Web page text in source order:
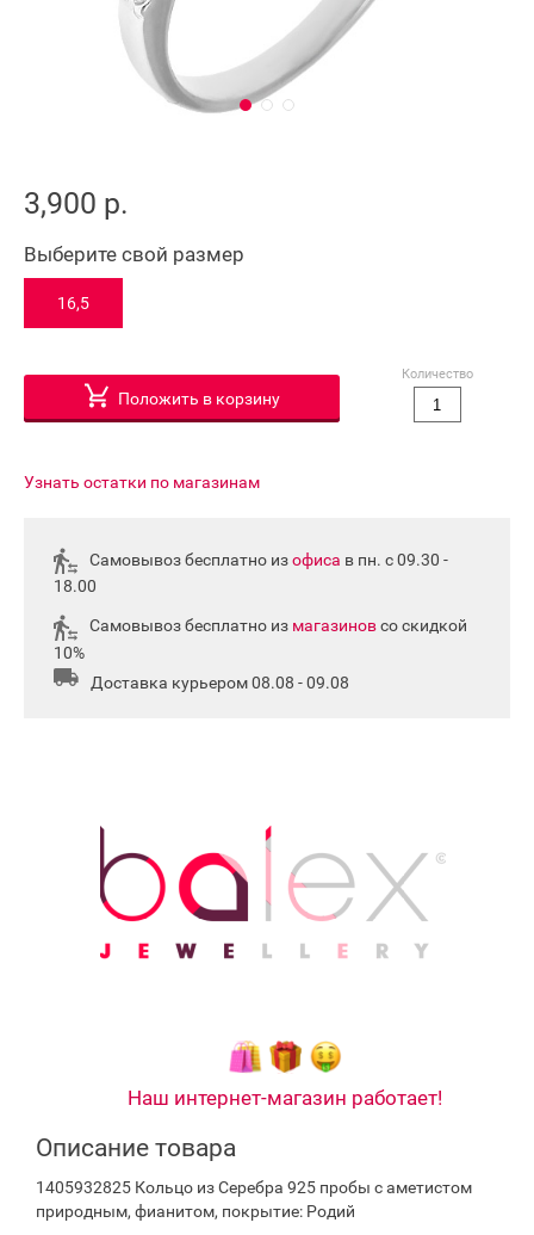
3,900 р.
Выберите свой размер
16,5
Положить в корзину
Количество
Узнать остатки по магазинам
Самовывоз бесплатно изофиса в пн. с 09.30 -
18.00
Самовывоз бесплатно из магазиновсо скидкой
10%
Доставка курьером 08.08 - 09.08
Наш интернет-магазин работает!
Описание товара
1405932825 Кольцо из Серебра 925 пробы с аметистом
природным, фианитом, покрытие: Родий